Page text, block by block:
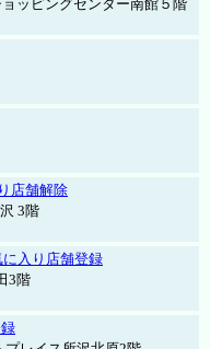
ッピングセンター南館５階
店舗解除
3階
に入り店舗登録
3階